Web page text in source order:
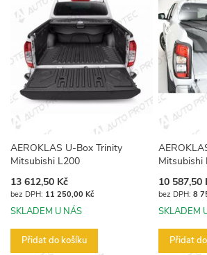
AEROKLAS U-Box Trinity
Mitsubishi L200
13 612,50 Kč
11 250,00 Kč
SKLADEM U NÁS
Přidat do košíku
Mitsubishi
10 587,50
8
SKLADEM
Přidat